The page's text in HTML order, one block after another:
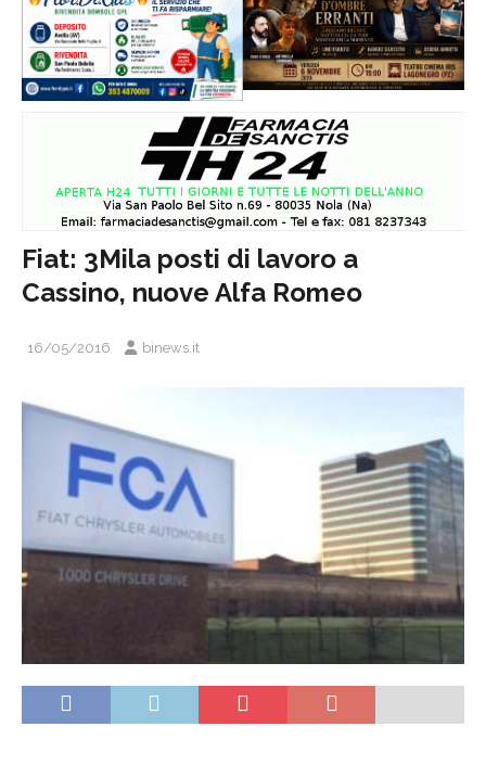
Fiat: 3Mila posti di lavoro a
Cassino, nuove Alfa Romeo
16/05/2016 binews.it